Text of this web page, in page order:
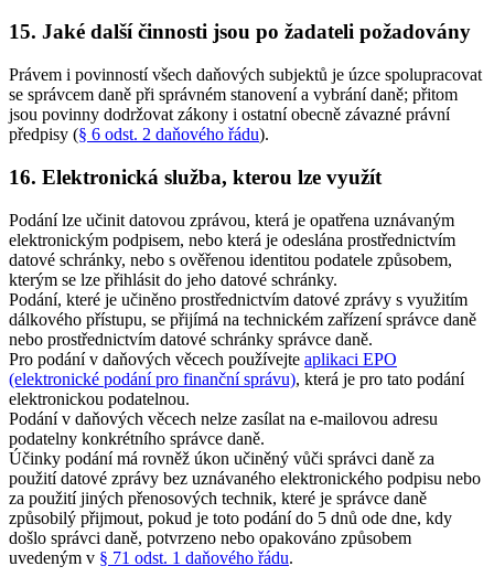
15. Jaké další činnosti jsou po žadateli požadovány
Právem i povinností všech daňových subjektů je úzce spolupracovat
se správcem daně při správném stanovení a vybrání daně; přitom
jsou povinny dodržovat zákony i ostatní obecně závazné právní
předpisy (§ 6 odst. 2 daňového řádu).
16. Elektronická služba, kterou lze využít
Podání lze učinit datovou zprávou, která je opatřena uznávaným
elektronickým podpisem, nebo která je odeslána prostřednictvím
datové schránky, nebo s ověřenou identitou podatele způsobem,
kterým se lze přihlásit do jeho datové schránky.
Podání, které je učiněno prostřednictvím datové zprávy s využitím
dálkového přístupu, se přijímá na technickém zařízení správce daně
nebo prostřednictvím datové schránky správce daně.
Pro podání v daňových věcech používejte aplikaci EPO
(elektronické podání pro finanční správu), která je pro tato podání
elektronickou podatelnou.
Podání v daňových věcech nelze zasílat na e-mailovou adresu
podatelny konkrétního správce daně.
Účinky podání má rovněž úkon učiněný vůči správci daně za
použití datové zprávy bez uznávaného elektronického podpisu nebo
za použití jiných přenosových technik, které je správce daně
způsobilý přijmout, pokud je toto podání do 5 dnů ode dne, kdy
došlo správci daně, potvrzeno nebo opakováno způsobem
uvedeným v § 71 odst. 1 daňového řádu.